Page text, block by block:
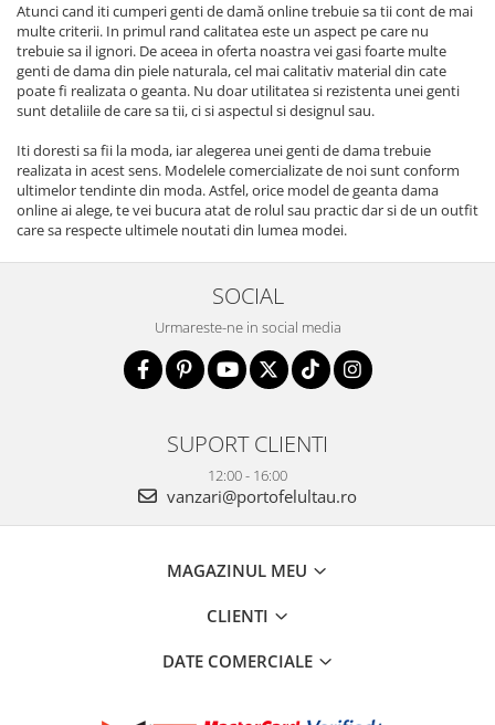
Atunci cand iti cumperi genti de damăonline trebuie sa tii cont de mai
multe criterii. In primul rand calitatea este un aspect pe care nu
trebuie sa il ignori. De aceea in oferta noastra vei gasi foarte multe
genti de dama din piele naturala, cel mai calitativ material din cate
poate fi realizata o geanta. Nu doar utilitatea si rezistenta unei genti
sunt detaliile de care sa tii, ci si aspectul si designul sau.
Iti doresti sa fii la moda, iar alegerea unei genti de dama trebuie
realizata in acest sens. Modelele comercializate de noi sunt conform
ultimelor tendinte din moda. Astfel, orice model de geanta dama
online ai alege, te vei bucura atat de rolul sau practic dar si de un outfit
care sa respecte ultimele noutati din lumea modei.
SOCIAL
Urmareste-ne in social media
SUPORT CLIENTI
12:00 - 16:00
vanzari@portofelultau.ro
MAGAZINUL MEU
CLIENTI
DATE COMERCIALE